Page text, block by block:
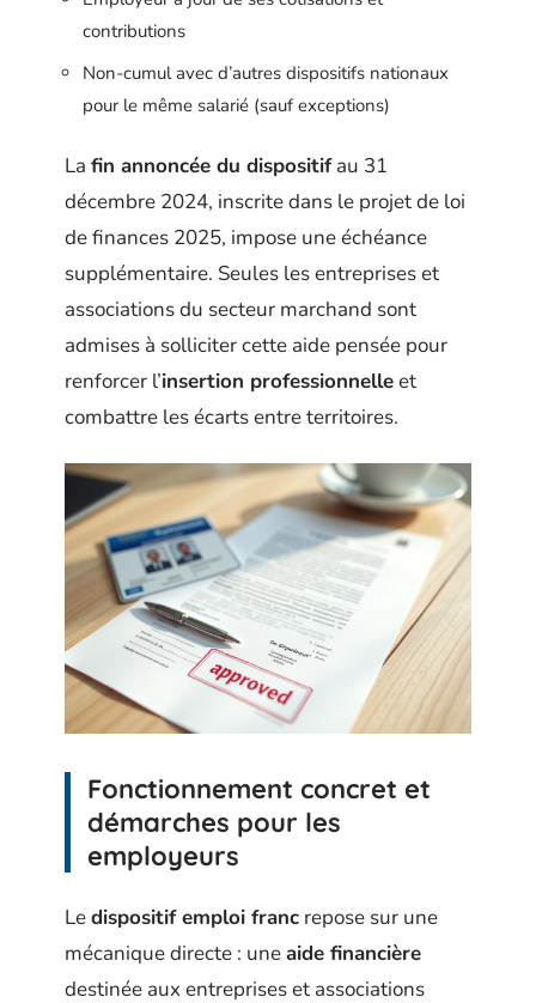
contributions
Non-cumul avec d’autres dispositifs nationaux
pour le même salarié (sauf exceptions)
La fin annoncée du dispositifau 31
décembre 2024, inscrite dans le projet de loi
de finances 2025, impose une échéance
supplémentaire. Seules les entreprises et
associations du secteur marchand sont
admises à solliciter cette aide pensée pour
renforcer l’insertion professionnelleet
combattre les écarts entre territoires.
Fonctionnement concret et
démarches pour les
employeurs
Ledispositif emploi franc repose sur une
mécanique directe : uneaide financière
destinée aux entreprises et associations